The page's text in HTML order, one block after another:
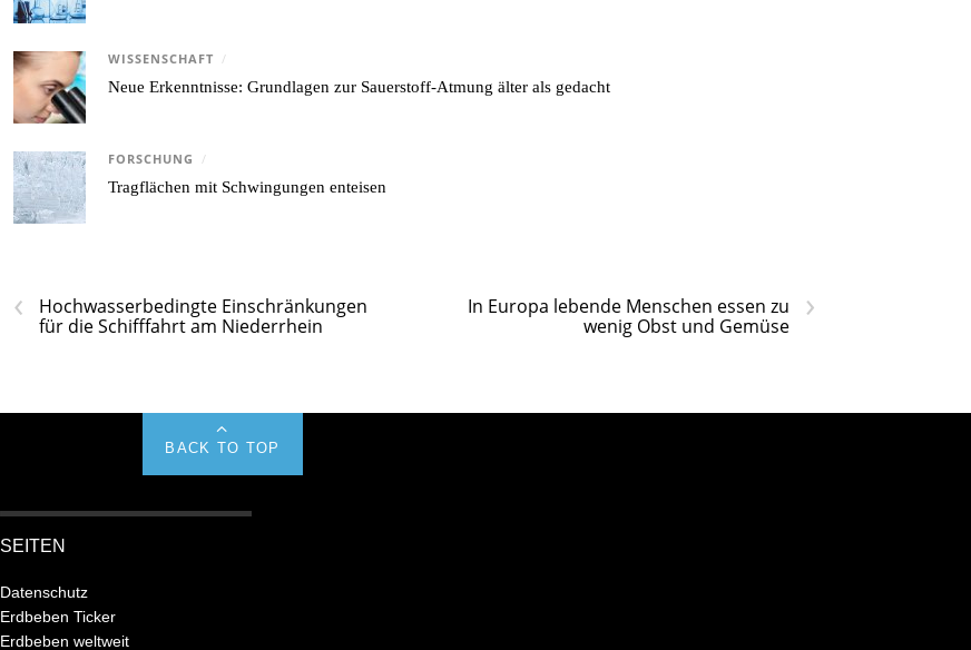
WISSENSCHAFT /
Neue Erkenntnisse: Grundlagen zur Sauerstoff-Atmung älter als gedacht
FORSCHUNG /
Tragflächen mit Schwingungen enteisen
‹
Hochwasserbedingte Einschränkungen
für die Schifffahrt am Niederrhein
›
In Europa lebende Menschen essen zu
wenig Obst und Gemüse
BACK TO TOP
SEITEN
Datenschutz
Erdbeben Ticker
Erdbeben weltweit